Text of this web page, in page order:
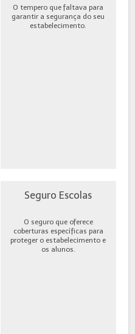
O tempero que faltava para
garantir a segurança do seu
estabelecimento.
Seguro Escolas
O seguro que oferece
coberturas específicas para
proteger o estabelecimento e
os alunos.